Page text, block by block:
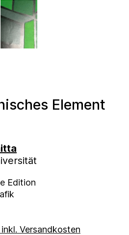
Element
Edition
Versandkosten